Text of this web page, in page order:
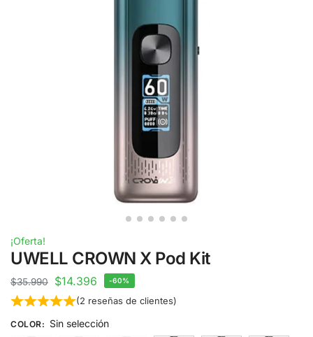
¡Oferta!
UWELL CROWN X Pod Kit
$35.990 $14.396 -60%
(2 reseñas de clientes)
COLOR: Sin selección